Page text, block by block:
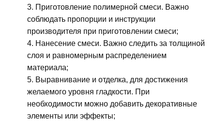
Приготовление полимерной смеси. Важно
соблюдать пропорции и инструкции
производителя при приготовлении смеси;
Нанесение смеси. Важно следить за толщиной
слоя и равномерным распределением
материала;
Выравнивание и отделка, для достижения
желаемого уровня гладкости. При
необходимости можно добавить декоративные
элементы или эффекты;